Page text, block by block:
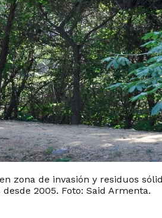
zona de invasión y residuos
2005. Foto: Said Armenta.